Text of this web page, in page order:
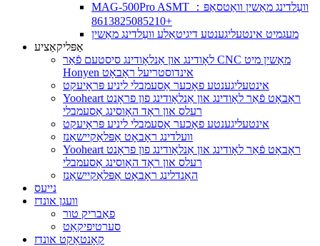
MAG-500Pro ASMT וועַלדינג מאַשין וואַטסאַפּ：
+8613825085210
מעגמיט אינטעליגענטע דיגיטאַלע וועַלדינג מאַשין
אַפּליקאַציע
לאָודינג און אַנלאָודינג סיסטעם פֿאַר CNC מאַשין מיט
Honyen אינדוסטריעל ראָבאָט
אינטעליגענטע פאָכער אַסעמבלי ליניע פּראָיעקט
Yooheart ראָבאָט פֿאַר לאָודינג און אַנלאָודינג פון פראָנט
רעלס און ראָד האָוסינג אַסעמבלי
אינטעליגענטע פאָכער אַסעמבלי ליניע פּראָיעקט
וועלדינג ראָבאָט אַפּלאַקיישאַנז
Yooheart ראָבאָט פֿאַר לאָודינג און אַנלאָודינג פון פראָנט
רעלס און ראָד האָוסינג אַסעמבלי
האַנדלינג ראָבאָט אַפּלאַקיישאַנז
נייעס
וועגן אונדז
פאַבריק טור
סערטיפיקאַט
קאָנטאַקט אונדז